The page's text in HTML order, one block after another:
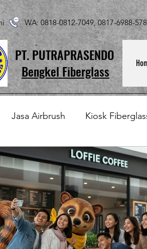
WA: 0818-0812-7049, 0817-
Bengkel Fiberglass
PT. PUTRAPRASENDO
Jasa Airbrush Kiosk
Fiberglass Custom Bak
Fiberglass Tempat Sampah
Fiberglass Toilet Portable